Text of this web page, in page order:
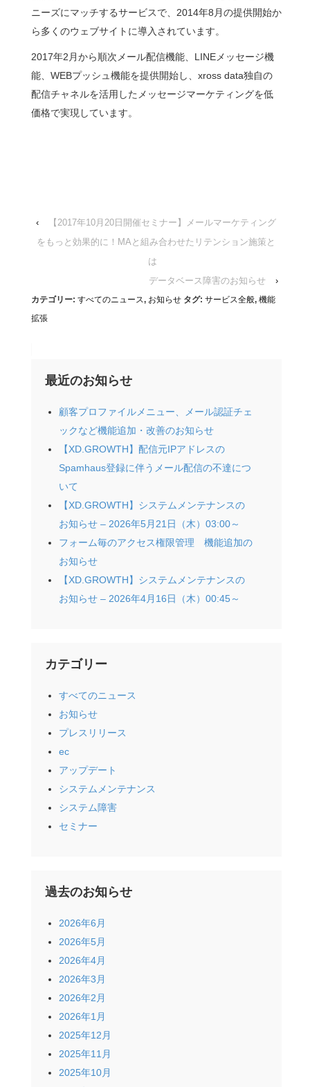
ニーズにマッチするサービスで、2014年8月の提供開始か
ら多くのウェブサイトに導入されています。
2017年2月から順次メール配信機能、LINEメッセージ機
能、WEBプッシュ機能を提供開始し、xross data独自の
配信チャネルを活用したメッセージマーケティングを低
価格で実現しています。
‹
【2017年10月20日開催セミナー】メールマーケティング
をもっと効果的に！MAと組み合わせたリテンション施策と
は
データベース障害のお知らせ
›
カテゴリー: すべてのニュース, お知らせタグ: サービス全般, 機能
拡張
最近のお知らせ
顧客プロファイルメニュー、メール認証チェ
ックなど機能追加・改善のお知らせ
【XD.GROWTH】配信元IPアドレスの
Spamhaus登録に伴うメール配信の不達につ
いて
【XD.GROWTH】システムメンテナンスの
お知らせ – 2026年5月21日（木）03:00～
フォーム毎のアクセス権限管理 機能追加の
お知らせ
【XD.GROWTH】システムメンテナンスの
お知らせ – 2026年4月16日（木）00:45～
カテゴリー
すべてのニュース
お知らせ
プレスリリース
ec
アップデート
システムメンテナンス
システム障害
セミナー
過去のお知らせ
2026年6月
2026年5月
2026年4月
2026年3月
2026年2月
2026年1月
2025年12月
2025年11月
2025年10月